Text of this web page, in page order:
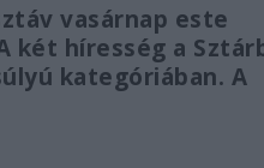
vasárnap este
két híresség a
kategóriában. A